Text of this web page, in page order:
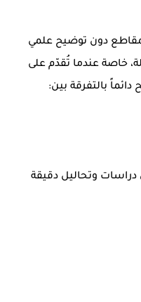
دون توضيح علمي
خاصة عندما تُقدّم على
بالتفرقة بين:
دراسات وتحاليل دقيقة